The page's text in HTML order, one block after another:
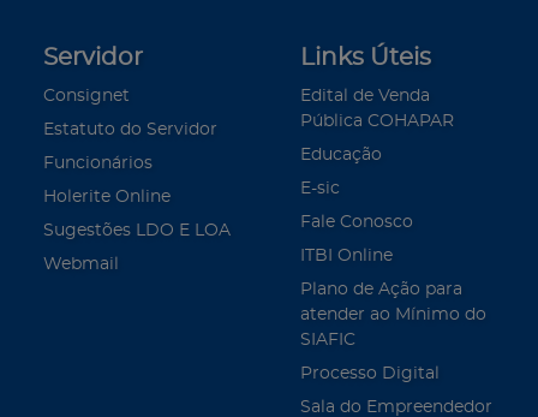
Servidor
Consignet
Estatuto do Servidor
Funcionários
Holerite Online
Sugestões LDO E LOA
Webmail
Links Úteis
Edital de Venda
Pública COHAPAR
Educação
E-sic
Fale Conosco
ITBI Online
Plano de Ação para
atender ao Mínimo do
SIAFIC
Processo Digital
Sala do Empreendedor